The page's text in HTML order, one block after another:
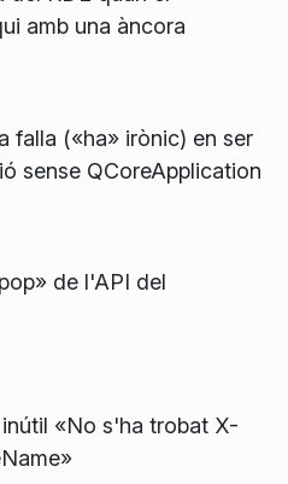
amb una àncora
falla («ha» irònic) en ser
sense QCoreApplication
de l'API del
«No s'ha trobat X-